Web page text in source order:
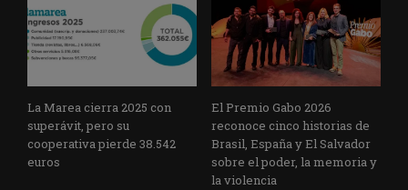
La Marea cierra 2025 con
superávit, pero su
cooperativa pierde 38.542
euros
El Premio Gabo 2026
reconoce cinco historias de
Brasil, España y El Salvador
sobre el poder, la memoria y
la violencia